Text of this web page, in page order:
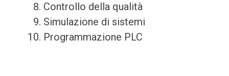
Controllo della qualità
Simulazione di sistemi
Programmazione PLC